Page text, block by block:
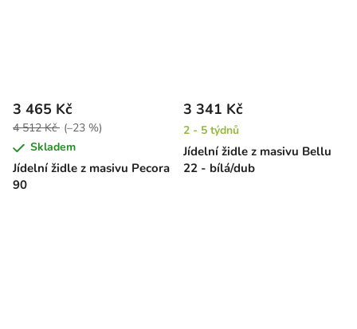
Jídelní židle z masivu Pecora
90
3 465 Kč
4 512 Kč (–23 %)
Skladem
Jídelní židle z masivu Bellu
22 - bílá/dub
3 341 Kč
2 - 5 týdnů